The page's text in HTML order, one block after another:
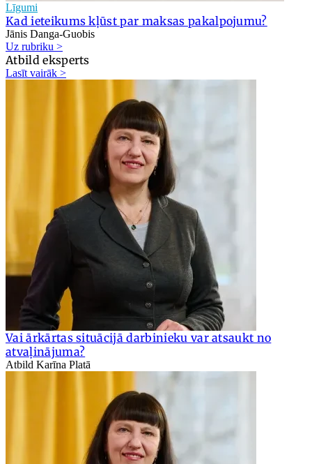
Līgumi
Kad ieteikums kļūst par maksas pakalpojumu?
Jānis Danga-Guobis
Uz rubriku >
Atbild eksperts
Lasīt vairāk >
Vai ārkārtas situācijā darbinieku var atsaukt no
atvaļinājuma?
Atbild Karīna Platā